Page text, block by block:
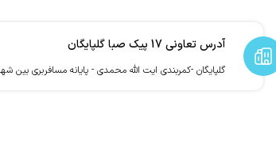
آدرس تعاونی 17 پیک صبا گلپایگان
گلپایگان -کمربندی ایت الله محمدی - پایانه مسافربری بین